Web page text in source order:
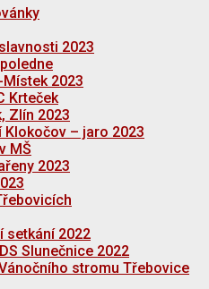
2023
Místek 2023
Krteček
Zlín 2023
Klokočov – jaro 2023
MŠ
2023
setkání 2022
Slunečnice 2022
stromu Třebovice